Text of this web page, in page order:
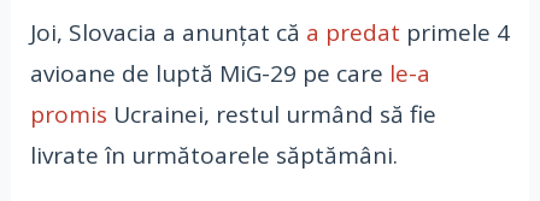
Joi, Slovacia a anunțat că a predat primele 4
avioane de luptă MiG-29 pe care le-a
promis Ucrainei, restul urmând să fie
livrate în următoarele săptămâni.